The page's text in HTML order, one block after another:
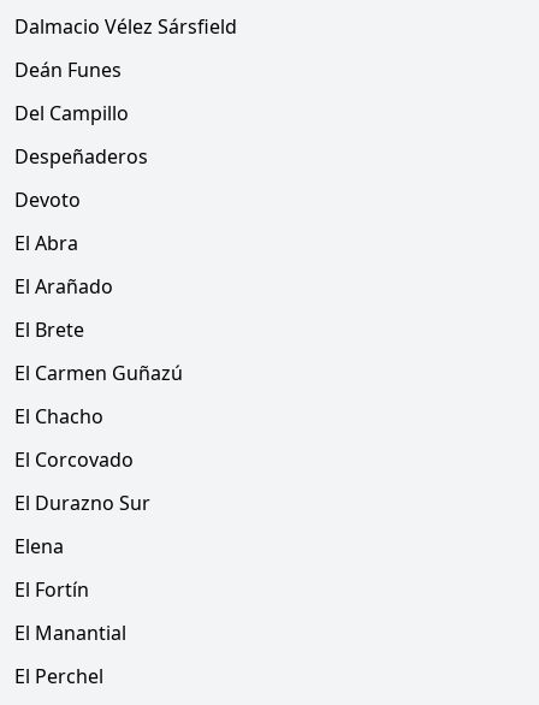
Dalmacio Vélez Sársfield
Deán Funes
Del Campillo
Despeñaderos
Devoto
El Abra
El Arañado
El Brete
El Carmen Guñazú
El Chacho
El Corcovado
El Durazno Sur
Elena
El Fortín
El Manantial
El Perchel